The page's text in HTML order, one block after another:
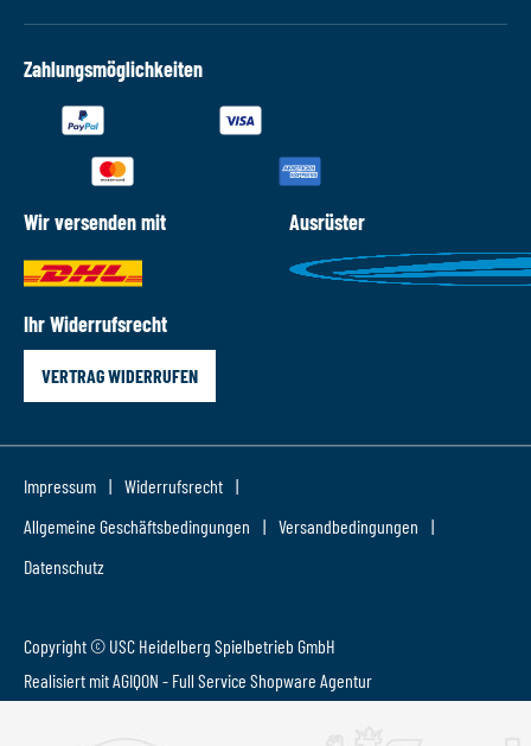
Zahlungsmöglichkeiten
Wir versenden mit Ausrüster
Ihr Widerrufsrecht
VERTRAG WIDERRUFEN
Copyright © USC Heidelberg Spielbetrieb GmbH
Impressum
Widerrufsrecht
Allgemeine Geschäftsbedingungen
Versandbedingungen
Datenschutz
Realisiert mit AGIQON - Full Service Shopware Agentur